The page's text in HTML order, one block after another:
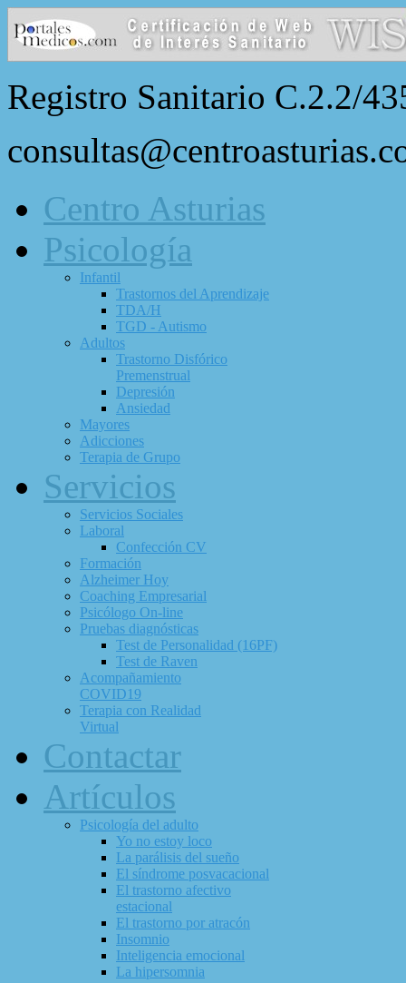
Registro Sanitario C.2.2/
Centro Asturias
Psicología
Infantil
Trastornos del Aprendizaje
TDA/H
TGD - Autismo
Adultos
Trastorno Disfórico
Premenstrual
Depresión
Ansiedad
Mayores
Adicciones
Terapia de Grupo
Servicios
Servicios Sociales
Laboral
Confección CV
Formación
Alzheimer Hoy
Coaching Empresarial
Psicólogo On-line
Pruebas diagnósticas
Test de Personalidad (16PF)
Test de Raven
Acompañamiento
COVID19
Terapia con Realidad
Virtual
Contactar
Artículos
Psicología del adulto
Yo no estoy loco
La parálisis del sueño
El síndrome posvacacional
El trastorno afectivo
estacional
El trastorno por atracón
Insomnio
Inteligencia emocional
La hipersomnia